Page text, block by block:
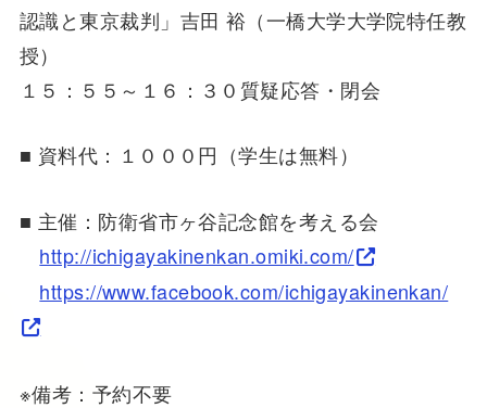
認識と東京裁判」吉田 裕（一橋大学大学院特任教
授）
１５：５５～１６：３０質疑応答・閉会
■ 資料代：１０００円（学生は無料）
■ 主催：防衛省市ヶ谷記念館を考える会
http://ichigayakinenkan.omiki.com/
https://www.facebook.com/ichigayakinenkan/
※備考：予約不要